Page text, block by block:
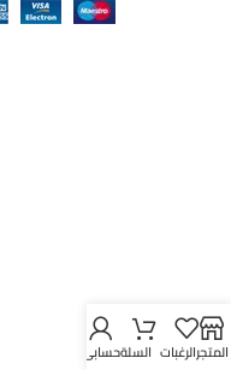
المتجرالرغبات السلةحسابي